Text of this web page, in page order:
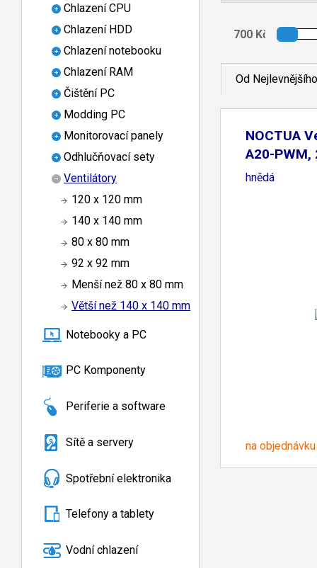
Chlazení CPU
Chlazení HDD
Chlazení notebooku
Chlazení RAM
Čištění PC
Modding PC
Monitorovací panely
Odhlučňovací sety
Ventilátory
120 x 120 mm
140 x 140 mm
80 x 80 mm
92 x 92 mm
Menší než 80 x 80 mm
Větší než 140 x 140 mm
Notebooky a PC
PC Komponenty
Periferie a software
Sítě a servery
Spotřební elektronika
Telefony a tablety
Vodní chlazení
Od Nejlevnějšího
NOCTUA
A20-PWM,
hnědá
na objednávku